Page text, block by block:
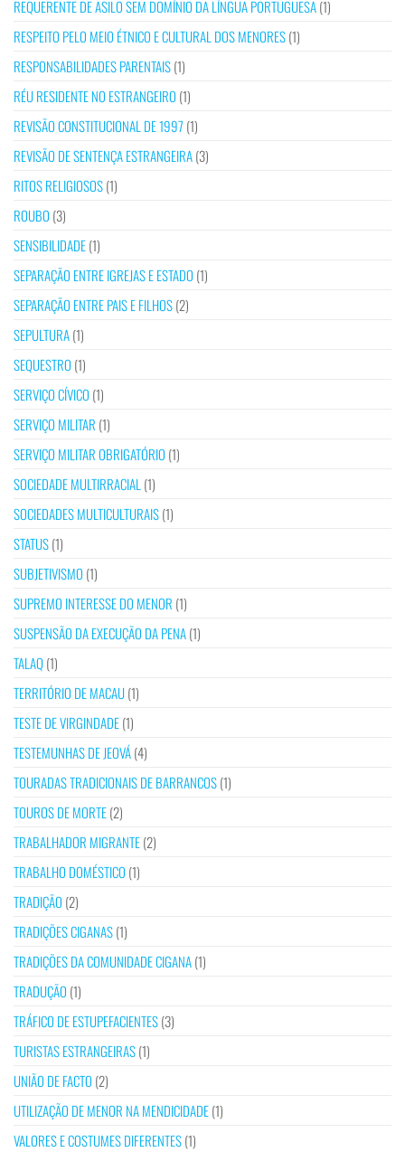
REQUERENTE DE ASILO SEM DOMÍNIO DA LÍNGUA PORTUGUESA(1)
RESPEITO PELO MEIO ÉTNICO E CULTURAL DOS MENORES(1)
RESPONSABILIDADES PARENTAIS(1)
RÉU RESIDENTE NO ESTRANGEIRO (1)
REVISÃO CONSTITUCIONAL DE 1997 (1)
REVISÃO DE SENTENÇA ESTRANGEIRA(3)
RITOS RELIGIOSOS(1)
ROUBO (3)
SENSIBILIDADE(1)
SEPARAÇÃO ENTRE IGREJAS E ESTADO (1)
SEPARAÇÃO ENTRE PAIS E FILHOS(2)
SEPULTURA(1)
SEQUESTRO (1)
SERVIÇO CÍVICO (1)
SERVIÇO MILITAR (1)
SERVIÇO MILITAR OBRIGATÓRIO (1)
SOCIEDADE MULTIRRACIAL (1)
SOCIEDADES MULTICULTURAIS(1)
STATUS(1)
SUBJETIVISMO (1)
SUPREMO INTERESSE DO MENOR (1)
SUSPENSÃO DA EXECUÇÃO DA PENA(1)
TALAQ(1)
TERRITÓRIO DE MACAU(1)
TESTE DE VIRGINDADE(1)
TESTEMUNHAS DE JEOVÁ(4)
TOURADAS TRADICIONAIS DE BARRANCOS(1)
TOUROS DE MORTE(2)
TRABALHADOR MIGRANTE(2)
TRABALHO DOMÉSTICO (1)
TRADIÇÃO (2)
TRADIÇÕES CIGANAS(1)
TRADIÇÕES DA COMUNIDADE CIGANA(1)
TRADUÇÃO (1)
TRÁFICO DE ESTUPEFACIENTES(3)
TURISTAS ESTRANGEIRAS(1)
UNIÃO DE FACTO (2)
UTILIZAÇÃO DE MENOR NA MENDICIDADE(1)
VALORES E COSTUMES DIFERENTES(1)